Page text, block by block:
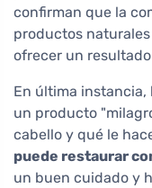
confirman que la
productos
ofrecer un
En última
un producto
cabello y qué le
puede restaurar
un buen cuidado y